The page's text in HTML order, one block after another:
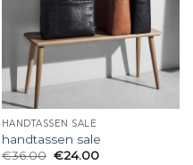
HANDTASSEN SALE
handtassen sale
€36.00 €24.00